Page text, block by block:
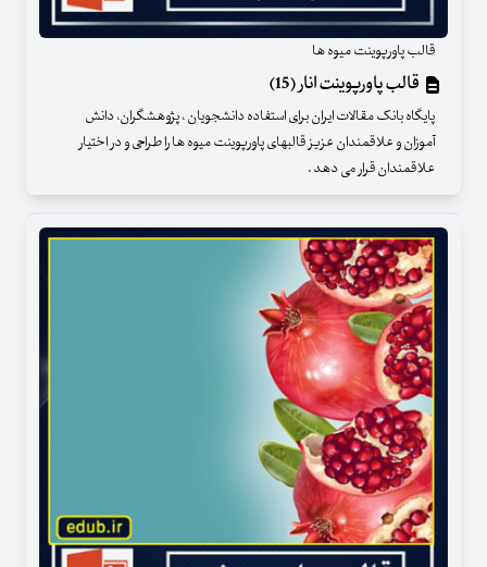
قالب پاورپوینت میوه ها
قالب پاورپوینت انار (15)
پایگاه بانک مقالات ایران برای استفاده دانشجویان ، پژوهشگران، دانش
آموزان و علاقمندان عزیز قالبهای پاورپوینت میوه ها را طراحی و در اختیار
علاقمندان قرار می دهد .